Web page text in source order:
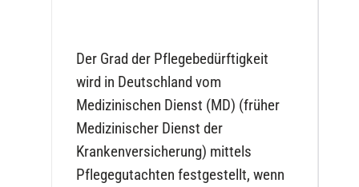
Der Grad der Pflegebedürftigkeit
wird in Deutschland vom
Medizinischen Dienst (MD) (früher
Medizinischer Dienst der
Krankenversicherung) mittels
Pflegegutachten festgestellt, wenn